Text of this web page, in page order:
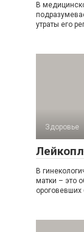
В
утраты его
Здоровье
В
матки – это